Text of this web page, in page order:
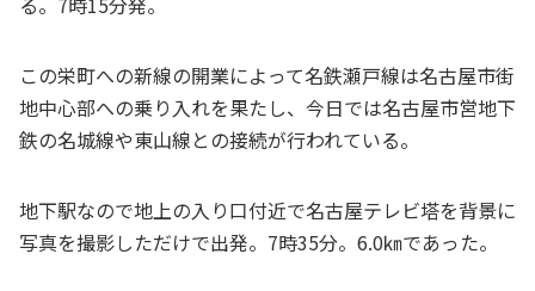
この栄町への新線の開業によって名鉄瀬戸線は名古屋市街
地中心部への乗り入れを果たし、今日では名古屋市営地下
鉄の名城線や東山線との接続が行われている。
地下駅なので地上の入り口付近で名古屋テレビ塔を背景に
写真を撮影しただけで出発。7時35分。6.0㎞であった。